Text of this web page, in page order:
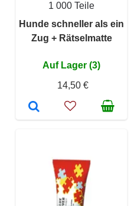
1 000 Teile
Hunde schneller als ein
Zug + Rätselmatte
Auf Lager (3)
14,50 €